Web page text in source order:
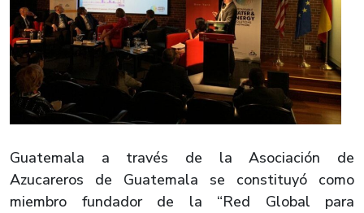
Guatemala a través de la Asociación de
Azucareros de Guatemala se constituyó como
miembro fundador de la “Red Global para